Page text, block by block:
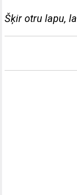
Šķir otru lapu,